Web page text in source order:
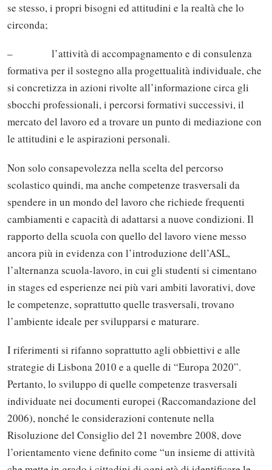
se stesso, i propri bisogni ed attitudini e la realtà che lo
circonda;
– l’attività di accompagnamento e di consulenza
formativa per il sostegno alla progettualità individuale, che
si concretizza in azioni rivolte all’informazione circa gli
sbocchi professionali, i percorsi formativi successivi, il
mercato del lavoro ed a trovare un punto di mediazione con
le attitudini e le aspirazioni personali.
Non solo consapevolezza nella scelta del percorso
scolastico quindi, ma anche competenze trasversali da
spendere in un mondo del lavoro che richiede frequenti
cambiamenti e capacità di adattarsi a nuove condizioni. Il
rapporto della scuola con quello del lavoro viene messo
ancora più in evidenza con l’introduzione dell’ASL,
l’alternanza scuola-lavoro, in cui gli studenti si cimentano
in stages ed esperienze nei più vari ambiti lavorativi, dove
le competenze, soprattutto quelle trasversali, trovano
l’ambiente ideale per svilupparsi e maturare.
I riferimenti si rifanno soprattutto agli obbiettivi e alle
strategie di Lisbona 2010 e a quelle di “Europa 2020”.
Pertanto, lo sviluppo di quelle competenze trasversali
individuate nei documenti europei (Raccomandazione del
2006), nonché le considerazioni contenute nella
Risoluzione del Consiglio del 21 novembre 2008, dove
l’orientamento viene definito come “un insieme di attività